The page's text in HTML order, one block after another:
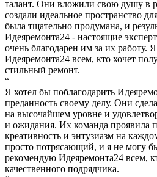
талант. Они вложили свою душу в
создали идеальное пространство
была тщательно продумана, и
Идеяремонта24 - настоящие
очень благодарен им за их работу.
Идеяремонта24 всем, кто хочет
стильный ремонт.
“
Я хотел бы поблагодарить
преданность своему делу. Они
на высочайшем уровне и
и ожидания. Их команда проявила
креативность и энтузиазм на
просто потрясающий, и я не могу
рекомендую Идеяремонта24 всем,
качественного подрядчика.